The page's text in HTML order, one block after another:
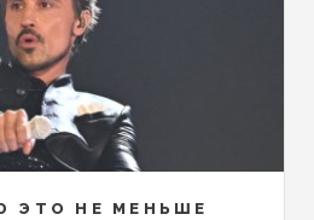
ЭТО НЕ МЕНЬШЕ